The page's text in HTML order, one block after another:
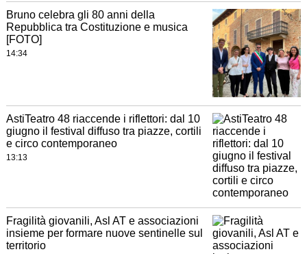
Bruno celebra gli 80 anni della
Repubblica tra Costituzione e musica
[FOTO]
14:34
AstiTeatro 48 riaccende i riflettori: dal 10
giugno il festival diffuso tra piazze, cortili
e circo contemporaneo
13:13
Fragilità giovanili, Asl AT e associazioni
insieme per formare nuove sentinelle sul
territorio